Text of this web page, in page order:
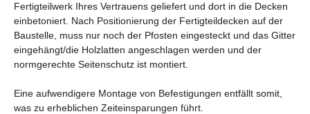
Fertigteilwerk Ihres Vertrauens geliefert und dort in die Decken
einbetoniert. Nach Positionierung der Fertigteildecken auf der
Baustelle, muss nur noch der Pfosten eingesteckt und das Gitter
eingehängt/die Holzlatten angeschlagen werden und der
normgerechte Seitenschutz ist montiert.
Eine aufwendigere Montage von Befestigungen entfällt somit,
was zu erheblichen Zeiteinsparungen führt.